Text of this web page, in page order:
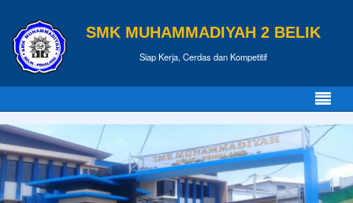
SMK MUHAMMADIYAH 2 BELIK
Siap Kerja, Cerdas dan Kompetitif